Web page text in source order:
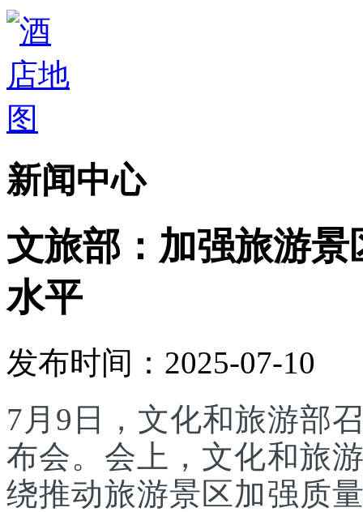
新闻中心
文旅部：加强旅游
水平
发布时间：2025-07-10
7月9日，文化和旅游部
布会。会上，文化和旅
绕推动旅游景区加强质